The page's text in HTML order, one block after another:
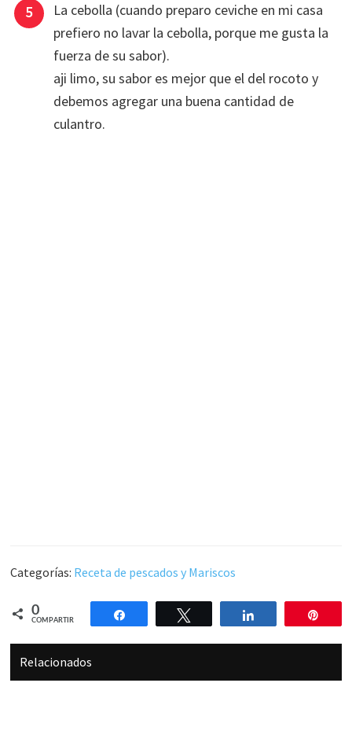
La cebolla (cuando preparo ceviche en mi casa
prefiero no lavar la cebolla, porque me gusta la
fuerza de su sabor).
aji limo, su sabor es mejor que el del rocoto y
debemos agregar una buena cantidad de
culantro.
Categorías: Receta de pescados y Mariscos
0
COMPARTIR
Compartir Compartir
Relacionados